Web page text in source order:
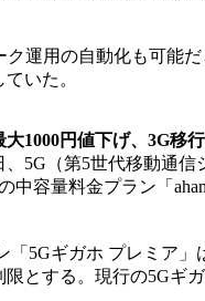
運用の自動化も可能
いた。
大1000円値下げ、3G
5G（第5世代移動通
中容量料金プラン「
5Gギガホ プレミア」
限とする。現行の5Gギ